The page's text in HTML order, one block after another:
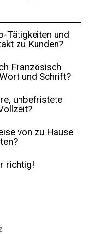
Tätigkeiten und
zu Kunden?
Französisch
und Schrift?
unbefristete
von zu Hause
richtig!